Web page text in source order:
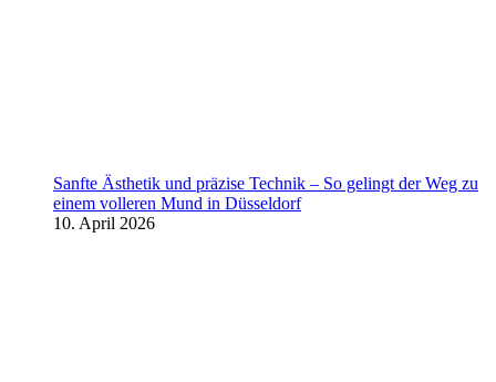
Sanfte Ästhetik und präzise Technik – So gelingt der Weg zu
einem volleren Mund in Düsseldorf
10. April 2026